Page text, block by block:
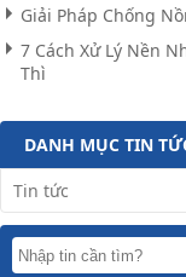
Giải Pháp Chống
7 Cách Xử Lý Nền
Thì
DANH MỤC TIN
Tin tức